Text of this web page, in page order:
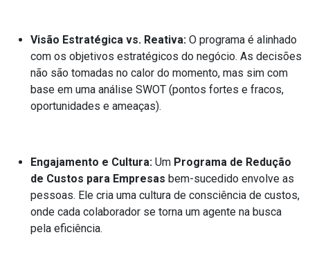
Visão Estratégica vs. Reativa: O programa é alinhado
com os objetivos estratégicos do negócio. As decisões
não são tomadas no calor do momento, mas sim com
base em uma análise SWOT (pontos fortes e fracos,
oportunidades e ameaças).
Engajamento e Cultura: Um Programa de Redução
de Custos para Empresas bem-sucedido envolve as
pessoas. Ele cria uma cultura de consciência de custos,
onde cada colaborador se torna um agente na busca
pela eficiência.